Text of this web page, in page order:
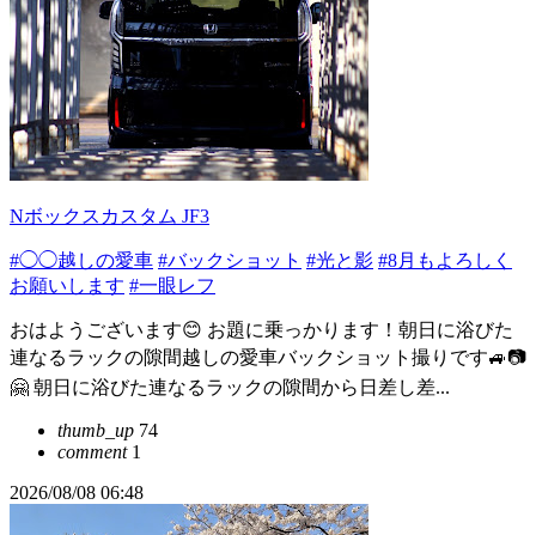
Nボックスカスタム JF3
#◯◯越しの愛車 #バックショット #光と影 #8月もよろしく
お願いします #一眼レフ
おはようございます😊 お題に乗っかります！朝日に浴びた
連なるラックの隙間越しの愛車バックショット撮りです🚙📷
🤗 朝日に浴びた連なるラックの隙間から日差し差...
thumb_up 74
comment1
2026/08/08 06:48